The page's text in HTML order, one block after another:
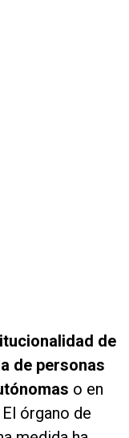
de
de personas
o en
órgano de